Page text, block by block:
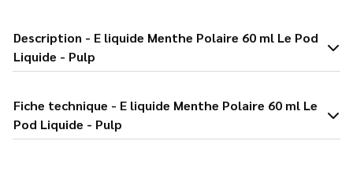
Description - E liquide Menthe Polaire 60 ml Le Pod
Liquide - Pulp
Fiche technique - E liquide Menthe Polaire 60 ml Le
Pod Liquide - Pulp